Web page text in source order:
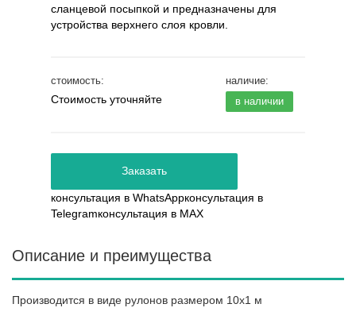
сланцевой посыпкой и предназначены для
устройства верхнего слоя кровли.
стоимость:
Стоимость уточняйте
наличие:
в наличии
Заказать
консультация в WhatsAppконсультация в
Telegramконсультация в MAX
Описание и преимущества
Производится в виде рулонов размером 10х1 м